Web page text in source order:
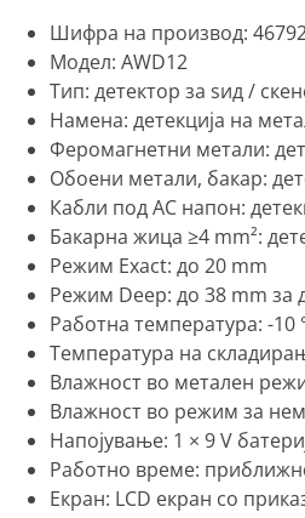
Шифра на производ:
Модел: AWD12
Тип: детектор за ѕид /
Намена: детекција на
Феромагнетни метали:
Обоени метали, бакар:
Кабли под AC напон:
Бакарна жица ≥4 mm²:
Режим Exact: до 20 mm
Режим Deep: до 38 mm за
Работна температура: -10
Температура на
Влажност во метален
Влажност во режим за
Напојување: 1 × 9 V
Работно време:
Екран: LCD екран со